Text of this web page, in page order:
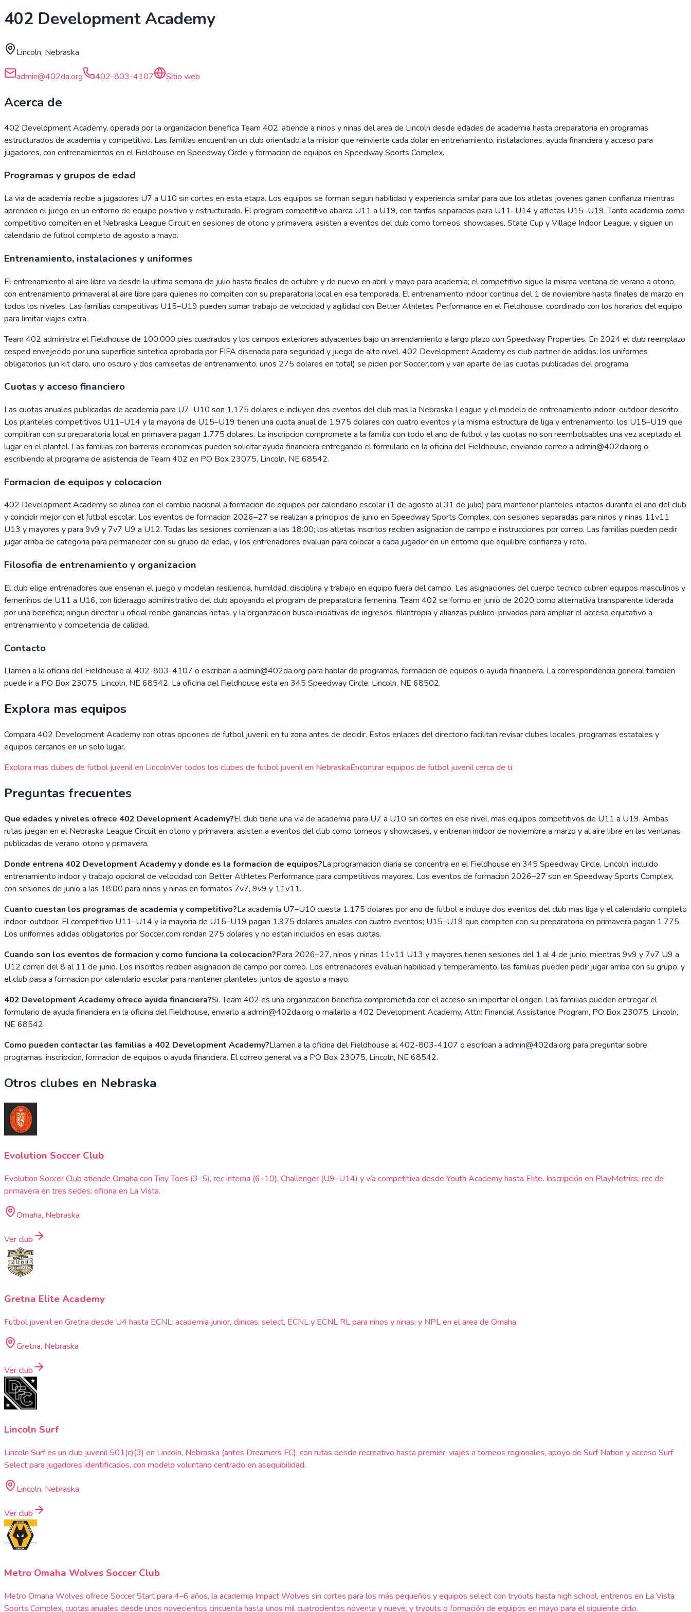
402 Development Academy
Lincoln, Nebraska
admin@402da.org 402-803-4107 Sitio web
Acerca de
402 Development Academy, operada por la organizacion benefica Team 402, atiende a ninos y ninas del area de Lincoln desde edades de academia hasta preparatoria en programas
estructurados de academia y competitivo. Las familias encuentran un club orientado a la mision que reinvierte cada dolar en entrenamiento, instalaciones, ayuda financiera y acceso para
jugadores, con entrenamientos en el Fieldhouse en Speedway Circle y formacion de equipos en Speedway Sports Complex.
Programas y grupos de edad
La via de academia recibe a jugadores U7 a U10 sin cortes en esta etapa. Los equipos se forman segun habilidad y experiencia similar para que los atletas jovenes ganen confianza mientras
aprenden el juego en un entorno de equipo positivo y estructurado. El program competitivo abarca U11 a U19, con tarifas separadas para U11–U14 y atletas U15–U19. Tanto academia como
competitivo compiten en el Nebraska League Circuit en sesiones de otono y primavera, asisten a eventos del club como torneos, showcases, State Cup y Village Indoor League, y siguen un
calendario de futbol completo de agosto a mayo.
Entrenamiento, instalaciones y uniformes
El entrenamiento al aire libre va desde la ultima semana de julio hasta finales de octubre y de nuevo en abril y mayo para academia; el competitivo sigue la misma ventana de verano a otono,
con entrenamiento primaveral al aire libre para quienes no compiten con su preparatoria local en esa temporada. El entrenamiento indoor continua del 1 de noviembre hasta finales de marzo en
todos los niveles. Las familias competitivas U15–U19 pueden sumar trabajo de velocidad y agilidad con Better Athletes Performance en el Fieldhouse, coordinado con los horarios del equipo
para limitar viajes extra.
Team 402 administra el Fieldhouse de 100.000 pies cuadrados y los campos exteriores adyacentes bajo un arrendamiento a largo plazo con Speedway Properties. En 2024 el club reemplazo
cesped envejecido por una superficie sintetica aprobada por FIFA disenada para seguridad y juego de alto nivel. 402 Development Academy es club partner de adidas; los uniformes
obligatorios (un kit claro, uno oscuro y dos camisetas de entrenamiento, unos 275 dolares en total) se piden por Soccer.com y van aparte de las cuotas publicadas del programa.
Cuotas y acceso financiero
Las cuotas anuales publicadas de academia para U7–U10 son 1.175 dolares e incluyen dos eventos del club mas la Nebraska League y el modelo de entrenamiento indoor-outdoor descrito.
Los planteles competitivos U11–U14 y la mayoria de U15–U19 tienen una cuota anual de 1.975 dolares con cuatro eventos y la misma estructura de liga y entrenamiento; los U15–U19 que
compitiran con su preparatoria local en primavera pagan 1.775 dolares. La inscripcion compromete a la familia con todo el ano de futbol y las cuotas no son reembolsables una vez aceptado el
lugar en el plantel. Las familias con barreras economicas pueden solicitar ayuda financiera entregando el formulario en la oficina del Fieldhouse, enviando correo a admin@402da.org o
escribiendo al programa de asistencia de Team 402 en PO Box 23075, Lincoln, NE 68542.
Formacion de equipos y colocacion
402 Development Academy se alinea con el cambio nacional a formacion de equipos por calendario escolar (1 de agosto al 31 de julio) para mantener planteles intactos durante el ano del club
y coincidir mejor con el futbol escolar. Los eventos de formacion 2026–27 se realizan a principios de junio en Speedway Sports Complex, con sesiones separadas para ninos y ninas 11v11
U13 y mayores y para 9v9 y 7v7 U9 a U12. Todas las sesiones comienzan a las 18:00; los atletas inscritos reciben asignacion de campo e instrucciones por correo. Las familias pueden pedir
jugar arriba de categoria para permanecer con su grupo de edad, y los entrenadores evaluan para colocar a cada jugador en un entorno que equilibre confianza y reto.
Filosofia de entrenamiento y organizacion
El club elige entrenadores que ensenan el juego y modelan resiliencia, humildad, disciplina y trabajo en equipo fuera del campo. Las asignaciones del cuerpo tecnico cubren equipos masculinos y
femeninos de U11 a U16, con liderazgo administrativo del club apoyando el program de preparatoria femenina. Team 402 se formo en junio de 2020 como alternativa transparente liderada
por una benefica; ningun director u oficial recibe ganancias netas, y la organizacion busca iniciativas de ingresos, filantropia y alianzas publico-privadas para ampliar el acceso equitativo a
entrenamiento y competencia de calidad.
Contacto
Llamen a la oficina del Fieldhouse al 402-803-4107 o escriban a admin@402da.org para hablar de programas, formacion de equipos o ayuda financiera. La correspondencia general tambien
puede ir a PO Box 23075, Lincoln, NE 68542. La oficina del Fieldhouse esta en 345 Speedway Circle, Lincoln, NE 68502.
Explora mas equipos
Compara 402 Development Academycon otras opciones de futbol juvenil en tu zona antes de decidir. Estos enlaces del directorio facilitan revisar clubes locales, programas estatales y
equipos cercanos en un solo lugar.
Explora mas clubes de futbol juvenil en LincolnVer todos los clubes de futbol juvenil en NebraskaEncontrar equipos de futbol juvenil cerca de ti
Preguntas frecuentes
Que edades y niveles ofrece 402 Development Academy?El club tiene una via de academia para U7 a U10 sin cortes en ese nivel, mas equipos competitivos de U11 a U19. Ambas
rutas juegan en el Nebraska League Circuit en otono y primavera, asisten a eventos del club como torneos y showcases, y entrenan indoor de noviembre a marzo y al aire libre en las ventanas
publicadas de verano, otono y primavera.
Donde entrena 402 Development Academy y donde es la formacion de equipos?La programacion diaria se concentra en el Fieldhouse en 345 Speedway Circle, Lincoln, incluido
entrenamiento indoor y trabajo opcional de velocidad con Better Athletes Performance para competitivos mayores. Los eventos de formacion 2026–27 son en Speedway Sports Complex,
con sesiones de junio a las 18:00 para ninos y ninas en formatos 7v7, 9v9 y 11v11.
Cuanto cuestan los programas de academia y competitivo?La academia U7–U10 cuesta 1.175 dolares por ano de futbol e incluye dos eventos del club mas liga y el calendario completo
indoor-outdoor. El competitivo U11–U14 y la mayoria de U15–U19 pagan 1.975 dolares anuales con cuatro eventos; U15–U19 que compiten con su preparatoria en primavera pagan 1.775.
Los uniformes adidas obligatorios por Soccer.com rondan 275 dolares y no estan incluidos en esas cuotas.
Cuando son los eventos de formacion y como funciona la colocacion?Para 2026–27, ninos y ninas 11v11 U13 y mayores tienen sesiones del 1 al 4 de junio, mientras 9v9 y 7v7 U9 a
U12 corren del 8 al 11 de junio. Los inscritos reciben asignacion de campo por correo. Los entrenadores evaluan habilidad y temperamento, las familias pueden pedir jugar arriba con su grupo, y
el club pasa a formacion por calendario escolar para mantener planteles juntos de agosto a mayo.
402 Development Academy ofrece ayuda financiera?Si. Team 402 es una organizacion benefica comprometida con el acceso sin importar el origen. Las familias pueden entregar el
formulario de ayuda financiera en la oficina del Fieldhouse, enviarlo a admin@402da.org o mailarlo a 402 Development Academy, Attn: Financial Assistance Program, PO Box 23075, Lincoln,
NE 68542.
Como pueden contactar las familias a 402 Development Academy?Llamen a la oficina del Fieldhouse al 402-803-4107 o escriban a admin@402da.org para preguntar sobre
programas, inscripcion, formacion de equipos o ayuda financiera. El correo general va a PO Box 23075, Lincoln, NE 68542.
Otros clubes en Nebraska
Evolution Soccer Club
Evolution Soccer Club atiende Omaha con Tiny Toes (3–5), rec interna (6–10), Challenger (U9–U14) y vía competitiva desde Youth Academy hasta Elite. Inscripción en PlayMetrics; rec de
primavera en tres sedes; oficina en La Vista.
Omaha, Nebraska
Ver club
Gretna Elite Academy
Futbol juvenil en Gretna desde U4 hasta ECNL: academia junior, clinicas, select, ECNL y ECNL RL para ninos y ninas, y NPL en el area de Omaha.
Gretna, Nebraska
Ver club
Lincoln Surf
Lincoln Surf es un club juvenil 501(c)(3) en Lincoln, Nebraska (antes Dreamers FC), con rutas desde recreativo hasta premier, viajes a torneos regionales, apoyo de Surf Nation y acceso Surf
Select para jugadores identificados, con modelo voluntario centrado en asequibilidad.
Lincoln, Nebraska
Ver club
Metro Omaha Wolves Soccer Club
Metro Omaha Wolves ofrece Soccer Start para 4–6 años, la academia Impact Wolves sin cortes para los más pequeños y equipos select con tryouts hasta high school, entrenos en La Vista
Sports Complex, cuotas anuales desde unos novecientos cincuenta hasta unos mil cuatrocientos noventa y nueve, y tryouts o formación de equipos en mayo para el siguiente ciclo.